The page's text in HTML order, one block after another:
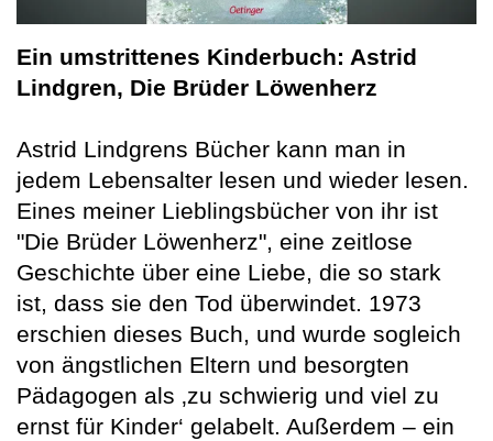
Ein umstrittenes Kinderbuch: Astrid
Lindgren, Die Brüder Löwenherz
Astrid Lindgrens Bücher kann man in
jedem Lebensalter lesen und wieder lesen.
Eines meiner Lieblingsbücher von ihr ist
"Die Brüder Löwenherz", eine zeitlose
Geschichte über eine Liebe, die so stark
ist, dass sie den Tod überwindet. 1973
erschien dieses Buch, und wurde sogleich
von ängstlichen Eltern und besorgten
Pädagogen als ‚zu schwierig und viel zu
ernst für Kinder‘ gelabelt. Außerdem – ein